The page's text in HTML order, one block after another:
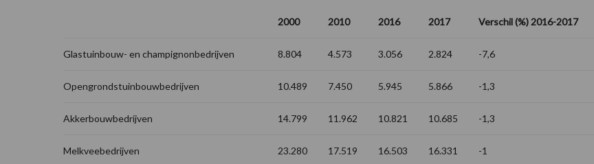
2000 2010 2016 2017 Verschil (%) 2016-2017
Glastuinbouw- en champignonbedrijven 8.804 4.573 3.056 2.824 -7,6
Opengrondstuinbouwbedrijven 10.489 7.450 5.945 5.866 -1,3
Akkerbouwbedrijven 14.799 11.962 10.821 10.685 -1,3
Melkveebedrijven 23.280 17.519 16.503 16.331 -1